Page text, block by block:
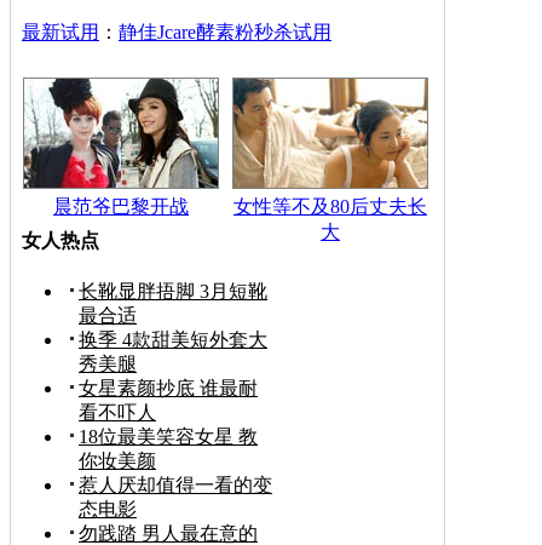
最新试用 ： 静佳Jcare酵素粉秒杀试用
晨范爷巴黎开战
女性等不及80后丈夫长
大
女人热点
长靴显胖捂脚 3月短靴
最合适
换季 4款甜美短外套大
秀美腿
女星素颜抄底 谁最耐
看不吓人
18位最美笑容女星 教
你妆美颜
惹人厌却值得一看的变
态电影
勿践踏 男人最在意的